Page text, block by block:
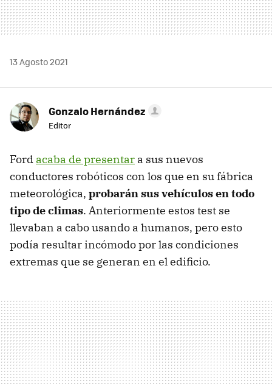
13 Agosto 2021
Gonzalo Hernández
Editor
Ford acaba de presentar a sus nuevos
conductores robóticos con los que en su fábrica
meteorológica, probarán sus vehículos en todo
tipo de climas. Anteriormente estos test se
llevaban a cabo usando a humanos, pero esto
podía resultar incómodo por las condiciones
extremas que se generan en el edificio.